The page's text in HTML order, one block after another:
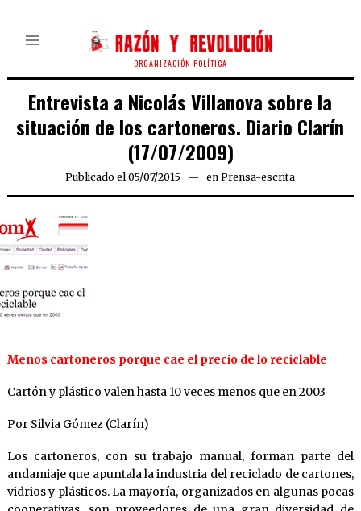
ORGANIZACIÓN POLÍTICA
Entrevista a Nicolás Villanova sobre la
situación de los cartoneros. Diario Clarín
(17/07/2009)
Publicado el 05/07/2015 05/07/2015
en Prensa-escrita
Menos cartoneros porque cae el precio de lo reciclable
Cartón y plástico valen hasta 10 veces menos que en 2003
Por Silvia Gómez (Clarín)
Los cartoneros, con su trabajo manual, forman parte del
andamiaje que apuntala la industria del reciclado de cartones,
vidrios y plásticos. La mayoría, organizados en algunas pocas